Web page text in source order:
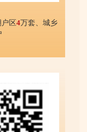
区4万套、城乡